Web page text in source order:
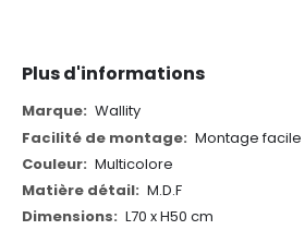
Plus d'informations
Plus
d'informations
Wallity
Montage facile
Multicolore
M.D.F
L70 x H50 cm